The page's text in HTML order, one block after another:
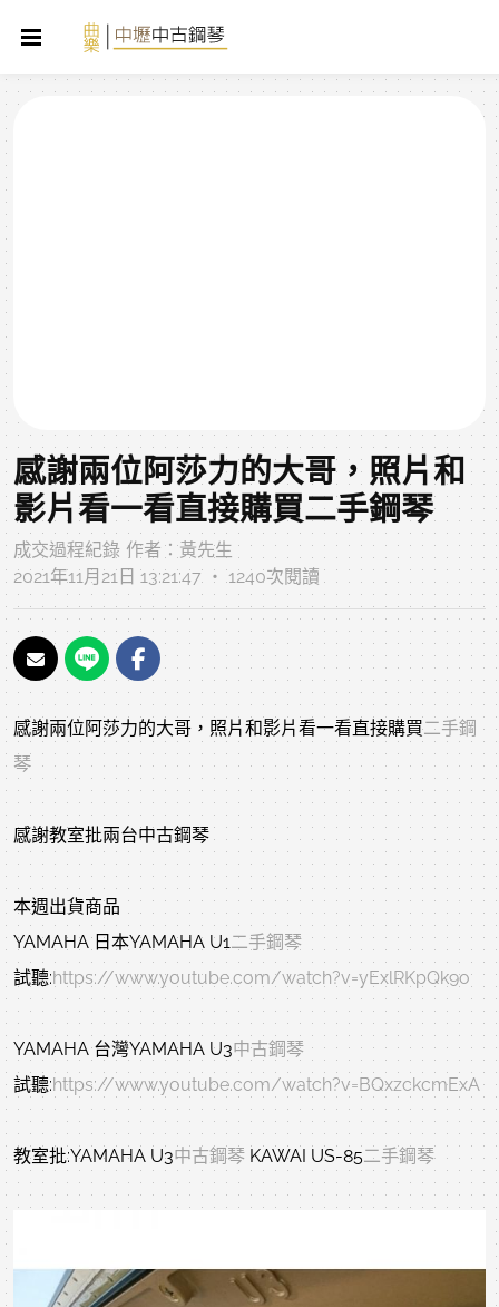
感謝兩位阿莎力的大哥，照片和
影片看一看直接購買二手鋼琴
成交過程紀錄 作者：黃先生
2021年11月21日 13:21:47 ‧ 1240次閱讀
感謝兩位阿莎力的大哥，照片和影片看一看直接購買二手鋼
琴
感謝教室批兩台中古鋼琴
本週出貨商品
YAMAHA 日本YAMAHA U1二手鋼琴
試聽:https://www.youtube.com/watch?v=yExlRKpQk9o
YAMAHA 台灣YAMAHA U3中古鋼琴
試聽:https://www.youtube.com/watch?v=BQxzckcmExA
教室批:YAMAHA U3中古鋼琴 KAWAI US-85二手鋼琴